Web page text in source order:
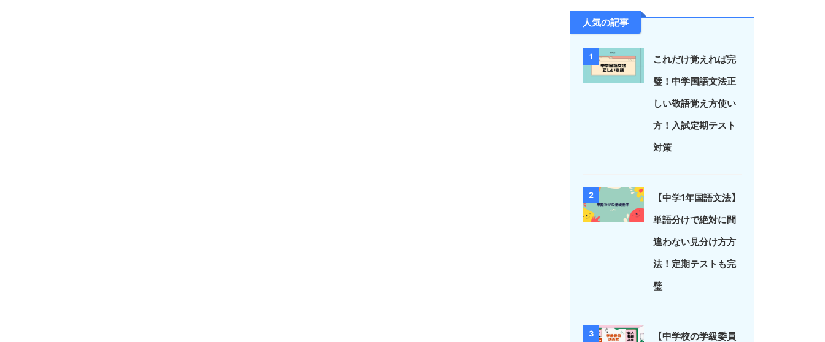
人気の記事
1
これだけ覚えれば完
璧！中学国語文法正
しい敬語覚え方使い
方！入試定期テスト
対策
2
【中学1年国語文法】
単語分けで絶対に間
違わない見分け方方
法！定期テストも完
璧
3 【中学校の学級委員